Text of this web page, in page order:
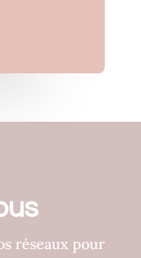
réseaux pour